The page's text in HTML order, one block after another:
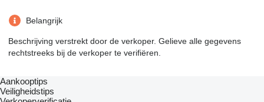
Belangrijk
Beschrijving verstrekt door de verkoper. Gelieve alle gegevens
rechtstreeks bij de verkoper te verifiëren.
Aankooptips
Veiligheidstips